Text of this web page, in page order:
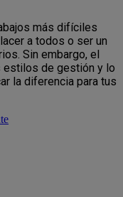
más difíciles
a todos o ser un
Sin embargo, el
estilos de gestión y lo
la diferencia para tus